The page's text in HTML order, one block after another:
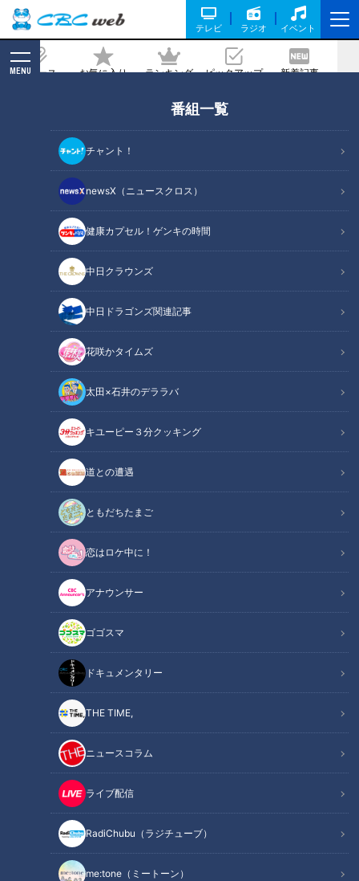
テレビ ラジオ イベント
ニュース お気に入り ランキング ピックアップ 新着記事
MENU
番組一覧
チャント！
newsX（ニュースクロス）
健康カプセル！ゲンキの時間
中日クラウンズ
中日ドラゴンズ関連記事
花咲かタイムズ
太田×石井のデララバ
キユーピー３分クッキング
道との遭遇
ともだちたまご
恋はロケ中に！
アナウンサー
ゴゴスマ
ドキュメンタリー
THE TIME,
ニュースコラム
ライブ配信
RadiChubu（ラジチューブ）
me:tone（ミートーン）
タリアンだった？ 大人気メニュー！ ミ
ラカンの誕生秘話とは？
記事に戻る
CBCテレビ：画像「デララバ」
この記事の画像（全8枚）
記事に戻る
この記事を見たあなたへのおすすめ